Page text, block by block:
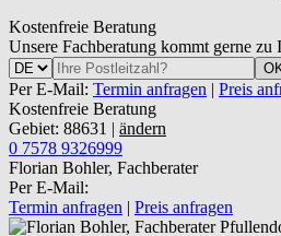
Kostenfreie Beratung
Unsere Fachberatung kommt gerne zu
Per E-Mail: Termin anfragen | Preis
Kostenfreie Beratung
Gebiet: 88631 | ändern
0 7578 9326999
Florian Bohler, Fachberater
Per E-Mail:
Termin anfragen | Preis anfragen